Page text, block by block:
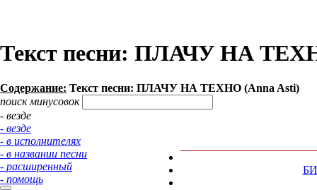
Текст песни: ПЛАЧУ НА
Содержание: Текст песни: ПЛАЧУ НА ТЕХНО (Anna Asti)
поиск минусовок
- везде
- везде
- в исполнителях
- в названии песни
- расширенный
- помощь